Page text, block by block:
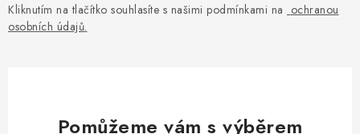
Kliknutím na tlačítko souhlasíte s našimi podmínkami na ochranou
osobních údajů.
Pomůžeme vám s výběrem